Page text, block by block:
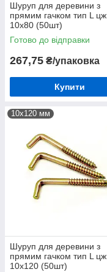
Шуруп для деревини з
прямим гачком тип L цж
10х80 (50шт)
Готово до відправки
267,75 ₴/упаковка
Купити
10х120 мм
Шуруп для деревини з
прямим гачком тип L цж
10х120 (50шт)